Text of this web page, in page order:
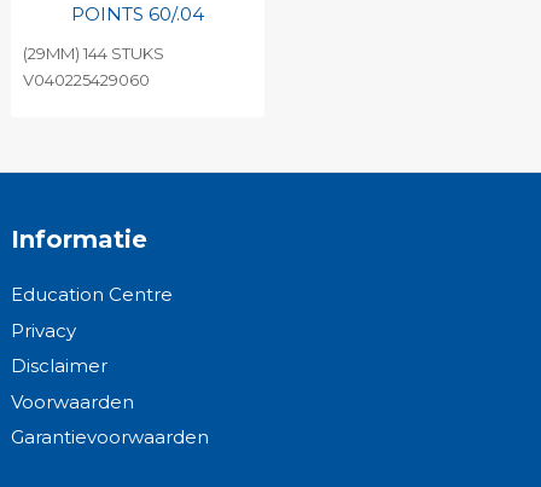
POINTS 60/.04
(29MM) 144 STUKS
V040225429060
Informatie
Education Centre
Privacy
Disclaimer
Voorwaarden
Garantievoorwaarden